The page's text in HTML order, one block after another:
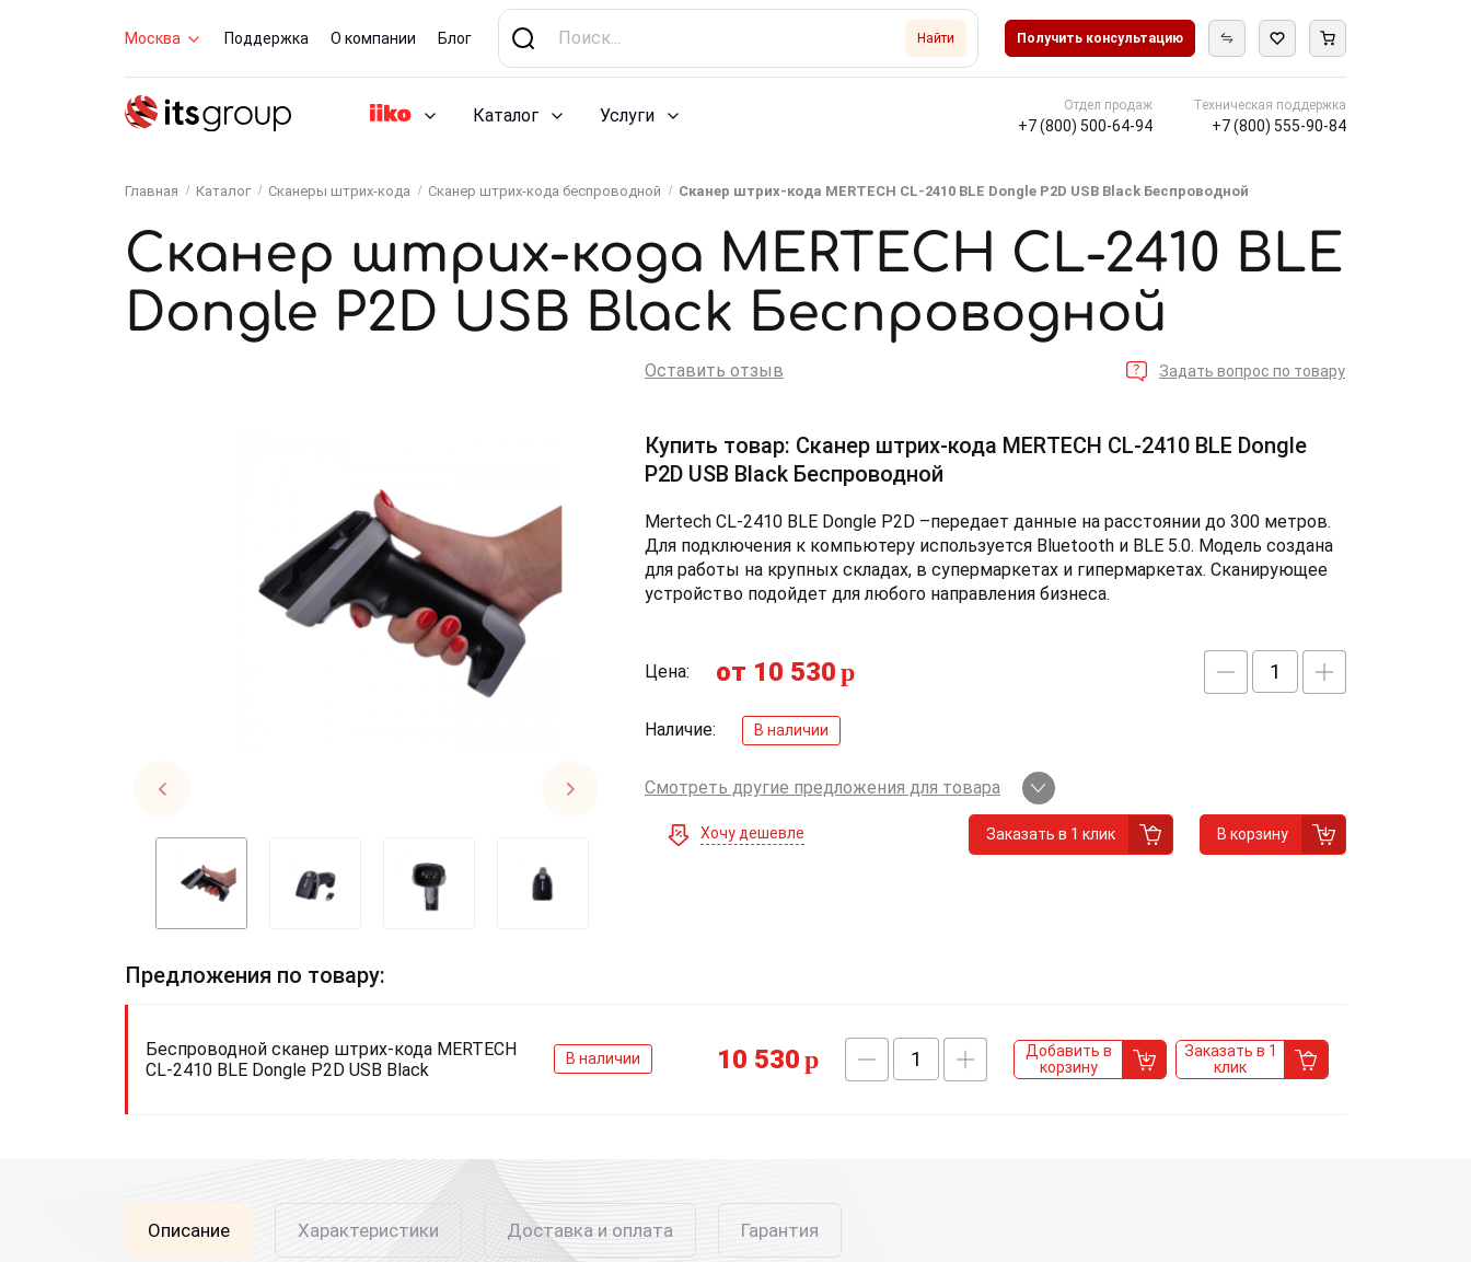
Москва Поддержка О компании Блог Найти Получить консультацию
Каталог Услуги
Отдел продаж
+7 (800) 500-64-94
Техническая поддержка
+7 (800) 555-90-84
Главная Каталог Сканеры штрих-кода Сканер штрих-кода беспроводной Сканер штрих-кода MERTECH CL-2410 BLE Dongle P2D USB Black Беспроводной
Сканер штрих-кода MERTECH CL-2410 BLE
Dongle P2D USB Black Беспроводной
Оставить отзыв Задать вопрос по товару
Купить товар: Сканер штрих-кода MERTECH CL-2410 BLE Dongle
P2D USB Black Беспроводной
Mertech CL-2410 BLE Dongle P2D –передает данные на расстоянии до 300 метров.
Для подключения к компьютеру используется Bluetooth и BLE 5.0. Модель создана
для работы на крупных складах, в супермаркетах и гипермаркетах. Сканирующее
устройство подойдет для любого направления бизнеса.
Цена: от 10 530p
Наличие: В наличии
Смотреть другие предложения для товара
Хочу дешевле Заказать в 1 клик В корзину
Предложения по товару:
Беспроводной сканер штрих-кода MERTECH
CL-2410 BLE Dongle P2D USB Black
В наличии 10 530p
Добавить в
корзину
Заказать в 1
клик
Описание Характеристики Доставка и оплата Гарантия